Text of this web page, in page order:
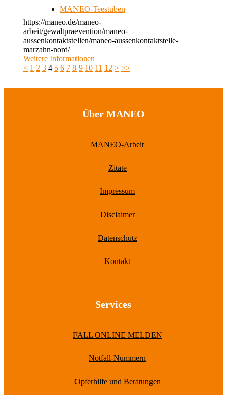
MANEO-Teestuben
https://maneo.de/maneo-
arbeit/gewaltpraevention/maneo-
aussenkontaktstellen/maneo-aussenkontaktstelle-
marzahn-nord/
Weitere Informationen
< 1 2 3 4 5 6 7 8 9 10 11 12 > >>
Über MANEO
MANEO-Arbeit
Zitate
Impressum
Disclaimer
Datenschutz
Kontakt
Services
FALL ONLINE MELDEN
Notfall-Nummern
Opferhilfe und Beratungen